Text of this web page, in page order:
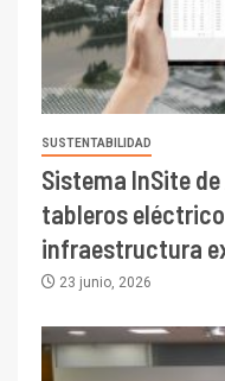
SUSTENTABILIDAD
Sistema InSite
tableros
infraestructura
23 junio, 2026